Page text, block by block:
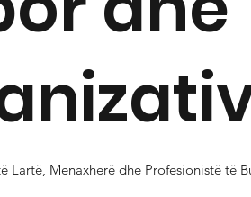
Lartë, Menaxherë dhe Profesionistë të